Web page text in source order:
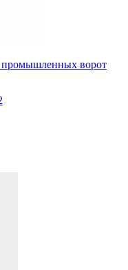
ворот